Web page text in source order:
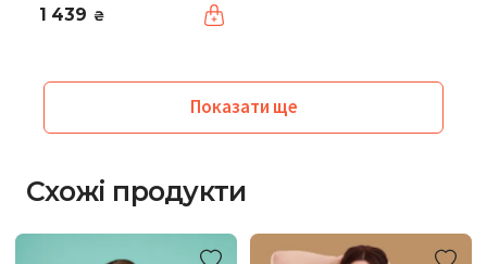
1 439 ₴
Показати ще
Схожі продукти